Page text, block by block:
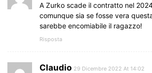
A Zurko scade il contratto nel
comunque sia se fosse vera
sarebbe encomiabile il ragazzo!
Risposta
Claudio 29 Dicembre 2022 At 14:02